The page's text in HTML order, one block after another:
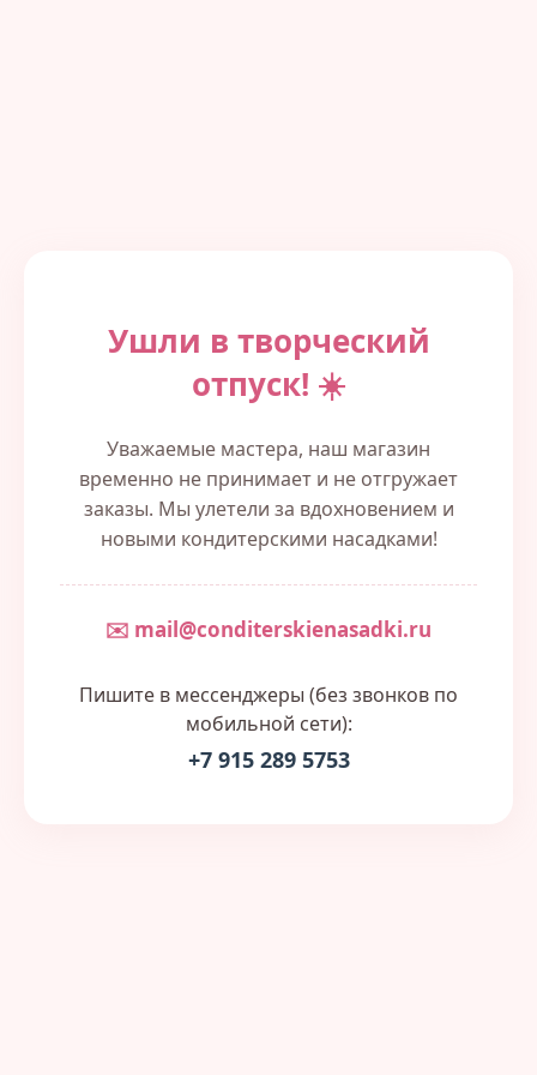
Ушли в творческий
отпуск! ☀️
Уважаемые мастера, наш магазин
временно не принимает и не отгружает
заказы. Мы улетели за вдохновением и
новыми кондитерскими насадками!
✉️ mail@conditerskienasadki.ru
Пишите в мессенджеры (без звонков по
мобильной сети):
+7 915 289 5753